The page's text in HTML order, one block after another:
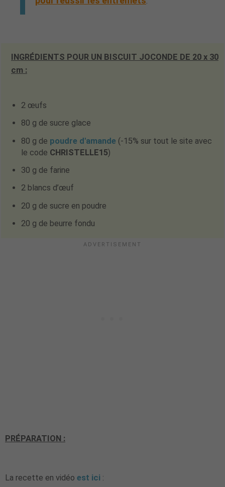
INGRÉDIENTS POUR UN BISCUIT JOCONDE DE 20 x 30
cm :
2 œufs
80 g de sucre glace
80 g de poudre d'amande (-15% sur tout le site avec
le code CHRISTELLE15)
30 g de farine
2 blancs d’œuf
20 g de sucre en poudre
20 g de beurre fondu
PRÉPARATION :
La recette en vidéo est ici :